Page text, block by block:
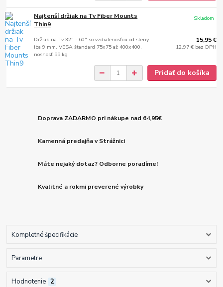
Najtenší držiak na Tv Fiber Mounts
Thin9
Držiak na Tv 32" - 60" so vzdialenosťou od steny
iba 9 mm, VESA štandard 75x75 až 400x400,
nosnosť 55 kg
15,95 €
12,97 € bez DPH
Skladom
Pridať do košíka
Doprava ZADARMO pri nákupe nad 64,95€
Kamenná predajňa v Strážnici
Máte nejaký dotaz? Odborne poradíme!
Kvalitné a rokmi preverené výrobky
Kompletné špecifikácie
Parametre
Hodnotenie 2